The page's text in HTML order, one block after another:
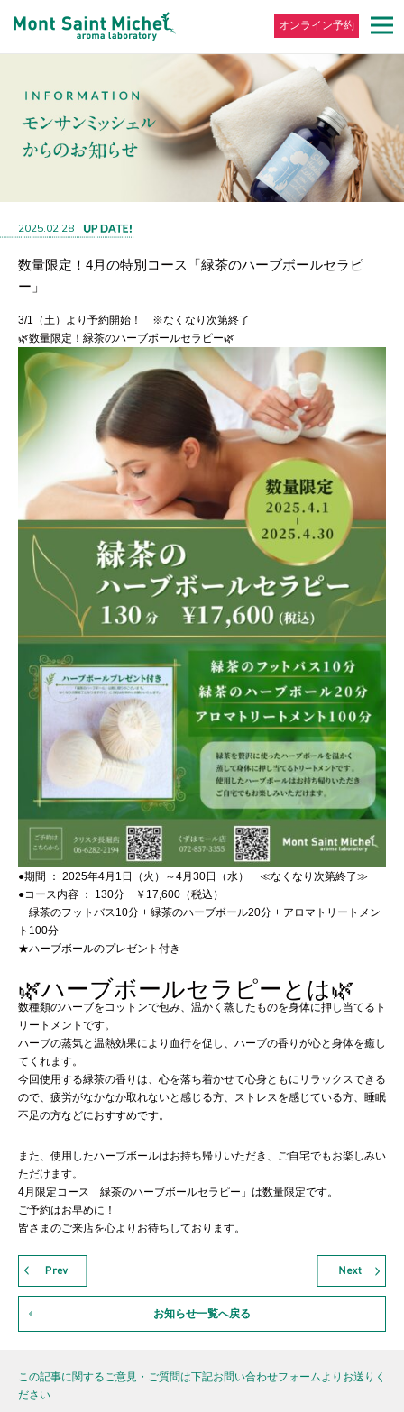
オンライン予約
2025.02.28
数量限定！4月の特別コース「緑茶のハーブボールセラピ
ー」
3/1（土）より予約開始！ ※なくなり次第終了
🌿数量限定！緑茶のハーブボールセラピー🌿
●期間 ： 2025年4月1日（火）～4月30日（水） ≪なくなり次第終了≫
●コース内容 ： 130分 ￥17,600（税込）
緑茶のフットバス10分 + 緑茶のハーブボール20分 + アロマトリートメン
ト100分
★ハーブボールのプレゼント付き
🌿ハーブボールセラピーとは🌿
数種類のハーブをコットンで包み、温かく蒸したものを身体に押し当てるト
リートメントです。
ハーブの蒸気と温熱効果により血行を促し、ハーブの香りが心と身体を癒し
てくれます。
今回使用する緑茶の香りは、心を落ち着かせて心身ともにリラックスできる
ので、疲労がなかなか取れないと感じる方、ストレスを感じている方、睡眠
不足の方などにおすすめです。
また、使用したハーブボールはお持ち帰りいただき、ご自宅でもお楽しみい
ただけます。
4月限定コース「緑茶のハーブボールセラピー」は数量限定です。
ご予約はお早めに！
皆さまのご来店を心よりお待ちしております。
お知らせ一覧へ戻る
この記事に関するご意見・ご質問は下記お問い合わせフォームよりお送りく
ださい